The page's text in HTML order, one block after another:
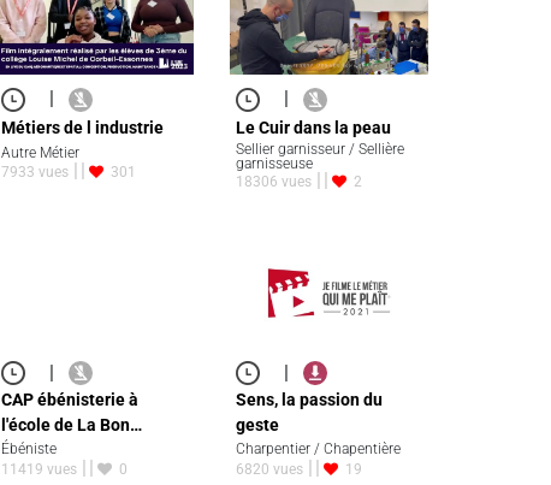
|
Métiers de l industrie
Autre Métier
7933 vues
301
|
Le Cuir dans la peau
Sellier garnisseur / Sellière
garnisseuse
18306 vues
2
|
CAP ébénisterie à
l'école de La Bon…
Ébéniste
11419 vues
0
|
Sens, la passion du
geste
Charpentier / Chapentière
6820 vues
19